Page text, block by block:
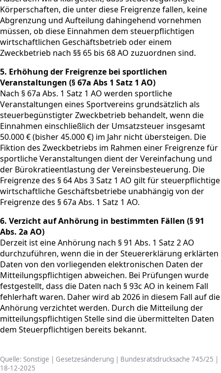
Körperschaften, die unter diese Freigrenze fallen, keine
Abgrenzung und Aufteilung dahingehend vornehmen
müssen, ob diese Einnahmen dem steuerpflichtigen
wirtschaftlichen Geschäftsbetrieb oder einem
Zweckbetrieb nach §§ 65 bis 68 AO zuzuordnen sind.
5. Erhöhung der Freigrenze bei sportlichen
Veranstaltungen (§ 67a Abs 1 Satz 1 AO)
Nach § 67a Abs. 1 Satz 1 AO werden sportliche
Veranstaltungen eines Sportvereins grundsätzlich als
steuerbegünstigter Zweckbetrieb behandelt, wenn die
Einnahmen einschließlich der Umsatzsteuer insgesamt
50.000 € (bisher 45.000 €) im Jahr nicht übersteigen. Die
Fiktion des Zweckbetriebs im Rahmen einer Freigrenze für
sportliche Veranstaltungen dient der Vereinfachung und
der Bürokratieentlastung der Vereinsbesteuerung. Die
Freigrenze des § 64 Abs 3 Satz 1 AO gilt für steuerpflichtige
wirtschaftliche Geschäftsbetriebe unabhängig von der
Freigrenze des § 67a Abs. 1 Satz 1 AO.
6. Verzicht auf Anhörung in bestimmten Fällen (§ 91
Abs. 2a AO)
Derzeit ist eine Anhörung nach § 91 Abs. 1 Satz 2 AO
durchzuführen, wenn die in der Steuererklärung erklärten
Daten von den vorliegenden elektronischen Daten der
Mitteilungspflichtigen abweichen. Bei Prüfungen wurde
festgestellt, dass die Daten nach § 93c AO in keinem Fall
fehlerhaft waren. Daher wird ab 2026 in diesem Fall auf die
Anhörung verzichtet werden. Durch die Mitteilung der
mitteilungspflichtigen Stelle sind die übermittelten Daten
dem Steuerpflichtigen bereits bekannt.
Quelle: Sonstige | Gesetzesänderung | Bundesratsdrucksache 745/25 |
18-12-2025